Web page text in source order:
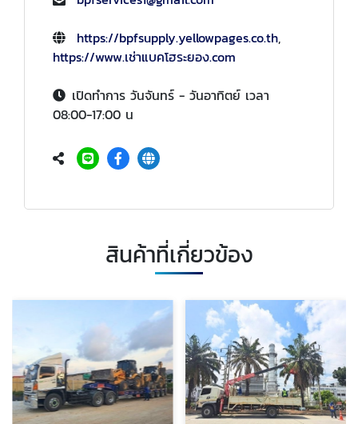
https://bpfsupply.yellowpages.co.th,
https://www.เช่าแบคโฮระยอง.com
เปิดทำการ วันจันทร์ - วันอาทิตย์ เวลา
08:00-17:00 น
สินค้าที่เกี่ยวข้อง